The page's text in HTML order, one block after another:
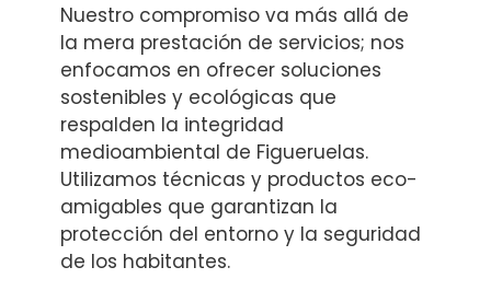
Nuestro compromiso va más allá de
la mera prestación de servicios; nos
enfocamos en ofrecer soluciones
sostenibles y ecológicas que
respalden la integridad
medioambiental de Figueruelas.
Utilizamos técnicas y productos eco-
amigables que garantizan la
protección del entorno y la seguridad
de los habitantes.